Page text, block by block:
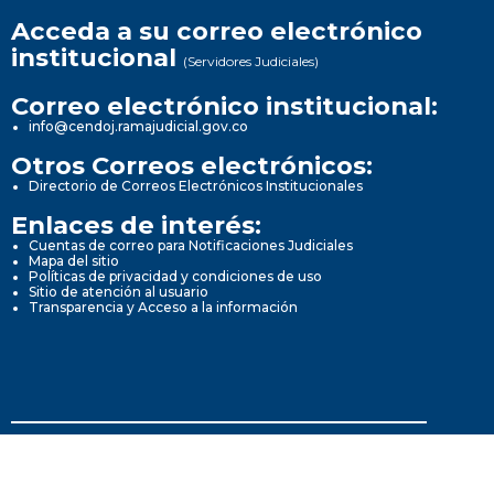
Acceda a su correo electrónico
institucional (Servidores Judiciales)
Correo electrónico institucional:
info@cendoj.ramajudicial.gov.co
Otros Correos electrónicos:
Directorio de Correos Electrónicos Institucionales
Enlaces de interés:
Cuentas de correo para Notificaciones Judiciales
Mapa del sitio
Políticas de privacidad y condiciones de uso
Sitio de atención al usuario
Transparencia y Acceso a la información